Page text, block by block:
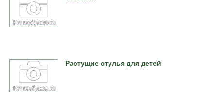
Растущие стулья для детей